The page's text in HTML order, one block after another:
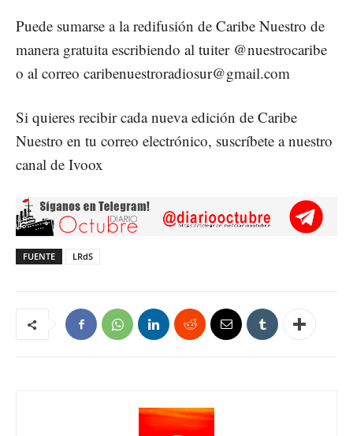
Puede sumarse a la redifusión de Caribe Nuestro de
manera gratuita escribiendo al tuiter @nuestrocaribe
o al correo caribenuestroradiosur@gmail.com
Si quieres recibir cada nueva edición de Caribe
Nuestro en tu correo electrónico, suscríbete a nuestro
canal de Ivoox
FUENTE LRdS